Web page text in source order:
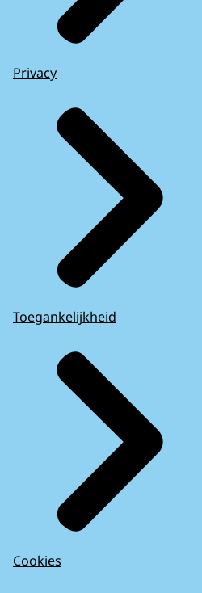
Privacy
Toegankelijkheid
Cookies